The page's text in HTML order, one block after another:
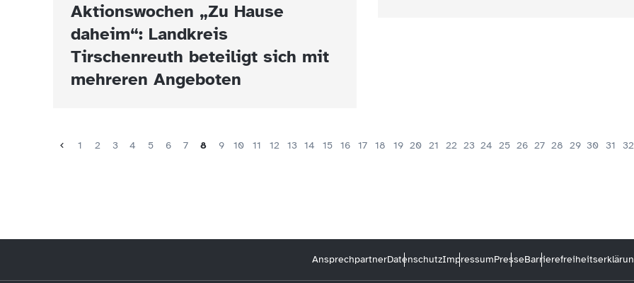
Aktionswochen „Zu Hause
daheim“: Landkreis
Tirschenreuth beteiligt sich mit
mehreren Angeboten
1 2 3 4 5 6 7 8 9 10 11 12 13 14 15 16 17 18 19 20 21 22 23 24 25 26 27 28 29 30 31 32
AnsprechpartnerDatenschutzImpressumPresse